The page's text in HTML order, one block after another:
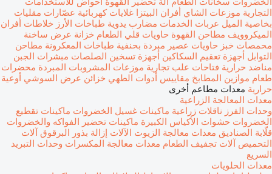
التجارية موزعات الشاي أفران البيتزا غلايات كهربائية عصّارات مقليات
بخاصية الميل عربات الخدمات مضارب يدوية طباخات الأرز خلاطات أفران
الميكروويف مطاحن القهوة حاويات قلي الطعام خزانة عرض ساخنة
محمصات خبز حاويات عصير مبردة بحنفية طباخات المعكرونة مطاحن
التوابل أجهزة تعقيم السكاكين أجهزة تسخين الصلصات مبشرات الجبن
مناضد حرارية فتاحات علب تجارية موزعات المشروبات المبردة محضرات
طعام موازين المطابخ مقاييس أدوات الطهي خزائن عرض السوشي أوعية
حرارية معدات مطاعم أخرى
معدات المعالجة الزراعية
وحدات الفرز ناقلات زراعية ماكينات غسيل الخضروات ماكينات تقطيع
الخضروات حشوات الأكياس الكبيرة ماكينات تحضير الفواكه والخضروات
قلّابة الصناديق معدات معالجة الزيوت الآلات إزالة بذور البرقوق آلات
التحميص آلات تجفيف الطعام معدات معالجة المكسرات وحدات التبريد
السريع
معدات الحلويات